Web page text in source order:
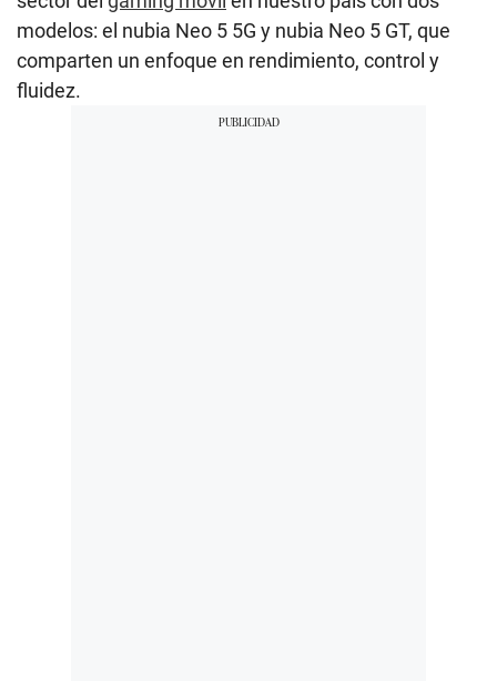
modelos: el nubia Neo 5 5G y nubia Neo 5 GT, que
comparten un enfoque en rendimiento, control y
fluidez.